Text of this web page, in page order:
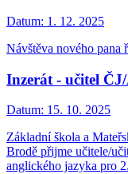
Datum: 1. 12. 2025
Návštěva nového pana
Inzerát - učitel
Datum: 15. 10. 2025
Základní škola a
Brodě přijme učitele/
anglického jazyka pro